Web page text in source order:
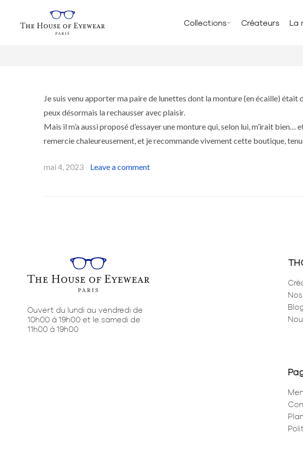
Collections Créateurs La
Je suis venu apporter ma paire de lunettes dont la monture (en écaille) était
peux désormais la rechausser avec plaisir.
Mais il m’a aussi proposé d’essayer une monture qui, selon lui, m’irait
remercie chaleureusement, et je recommande vivement cette boutique,
mai 4, 2023 Leave a comment
Ouvert du lundi au vendredi de
10h00 à 19h00 et le samedi de
11h00 à 19h00